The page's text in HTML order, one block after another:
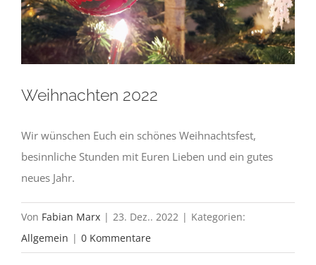
Weihnachten 2022
Wir wünschen Euch ein schönes Weihnachtsfest,
besinnliche Stunden mit Euren Lieben und ein gutes
neues Jahr.
Von Fabian Marx | 23. Dez.. 2022 | Kategorien:
Allgemein | 0 Kommentare